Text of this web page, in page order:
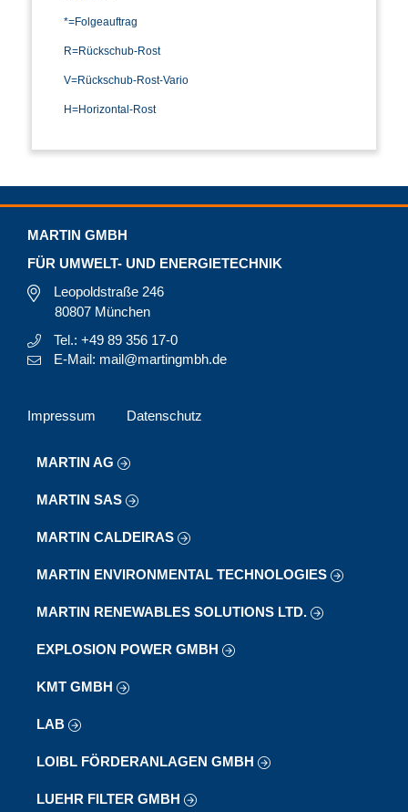
*=Folgeauftrag
R=Rückschub-Rost
V=Rückschub-Rost-Vario
H=Horizontal-Rost
MARTIN GMBH
FÜR UMWELT- UND ENERGIETECHNIK
Leopoldstraße 246
80807 München
Tel.: +49 89 356 17-0
E-Mail: mail@martingmbh.de
Impressum Datenschutz
MARTIN AG
MARTIN SAS
MARTIN CALDEIRAS
MARTIN ENVIRONMENTAL TECHNOLOGIES
MARTIN RENEWABLES SOLUTIONS LTD.
EXPLOSION POWER GMBH
KMT GMBH
LAB
LOIBL FÖRDERANLAGEN GMBH
LUEHR FILTER GMBH